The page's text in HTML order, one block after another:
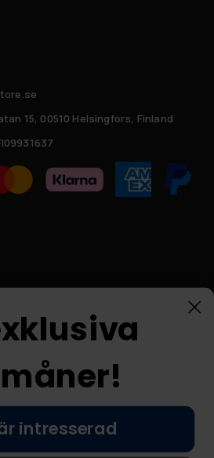
15, 00510 Helsingfors, Finland
intresserad